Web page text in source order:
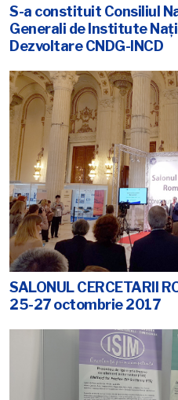
S-a constituit Consiliul
Generali de Institute
Dezvoltare CNDG-INCD
SALONUL CERCETARII
25-27 octombrie 2017